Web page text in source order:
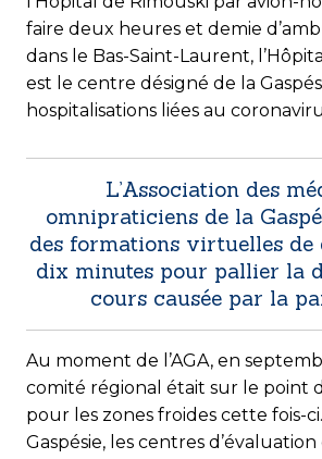
faire deux heures et demie
dans le Bas-Saint-Laurent,
est le centre désigné de la
hospitalisations liées au
L’Association des
omnipraticiens de la
des formations virtuelles
dix minutes pour pallier la
cours causée par la
Au moment de l’AGA, en
comité régional était sur le point
pour les zones froides cette fois-
Gaspésie, les centres d’évaluation